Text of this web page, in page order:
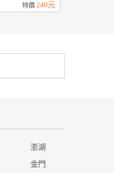
特價 240元
澎湖
金門